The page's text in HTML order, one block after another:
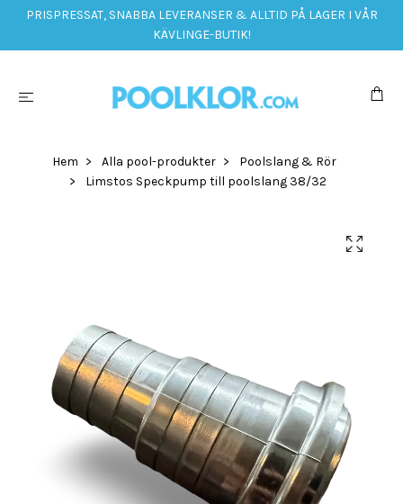
PRISPRESSAT, SNABBA LEVERANSER & ALLTID PÅ LAGER I VÅR
KÄVLINGE-BUTIK!
Hem Alla pool-produkter
Poolslang & Rör
Limstos Speckpump till poolslang 38/32